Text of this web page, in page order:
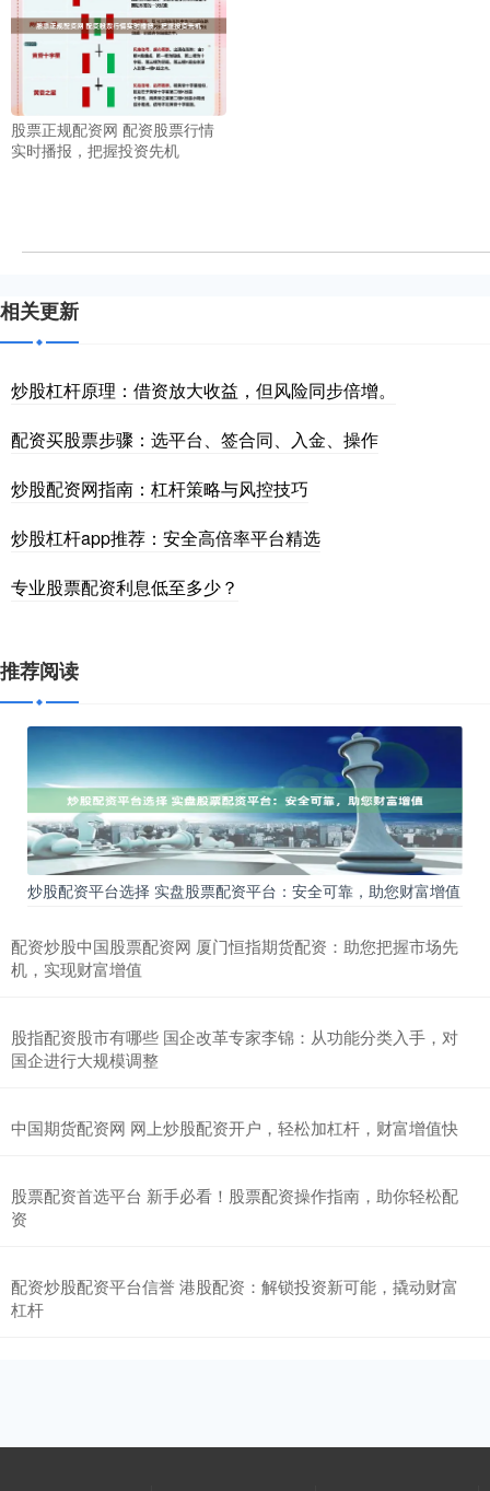
股票正规配资网 配资股票行情
实时播报，把握投资先机
相关更新
炒股杠杆原理：借资放大收益，但风险同步倍增。
配资买股票步骤：选平台、签合同、入金、操作
炒股配资网指南：杠杆策略与风控技巧
炒股杠杆app推荐：安全高倍率平台精选
专业股票配资利息低至多少？
推荐阅读
炒股配资平台选择 实盘股票配资平台：安全可靠，助您财富增值
配资炒股中国股票配资网 厦门恒指期货配资：助您把握市场先
机，实现财富增值
股指配资股市有哪些 国企改革专家李锦：从功能分类入手，对
国企进行大规模调整
中国期货配资网 网上炒股配资开户，轻松加杠杆，财富增值快
股票配资首选平台 新手必看！股票配资操作指南，助你轻松配
资
配资炒股配资平台信誉 港股配资：解锁投资新可能，撬动财富
杠杆